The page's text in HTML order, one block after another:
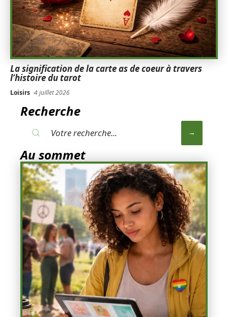
La signification de la carte as de coeur à travers
l’histoire du tarot
Loisirs 4 juillet 2026
Recherche
Au sommet